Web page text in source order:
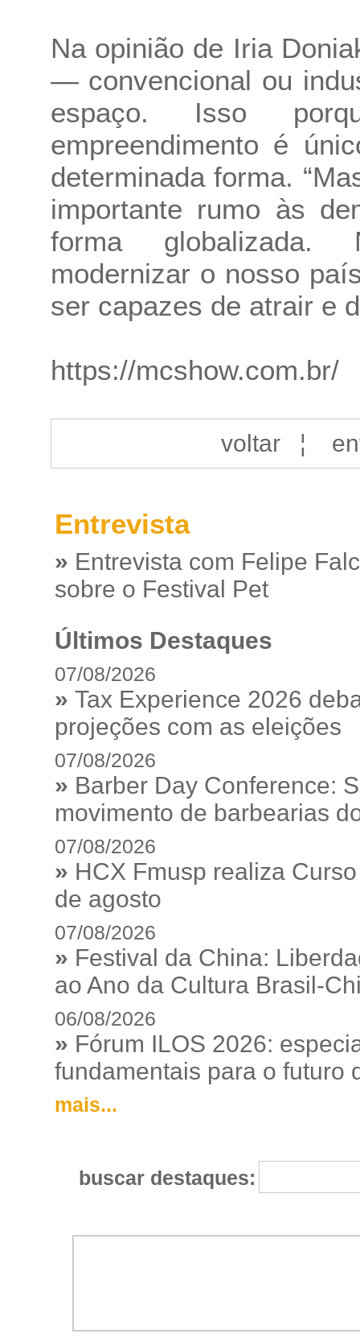
Na opinião de Iria
— convencional ou
espaço. Isso
empreendimento é
determinada forma.
importante rumo às
forma globalizada.
modernizar o nosso
ser capazes de atrair e
https://mcshow.com.br/
voltar¦
Entrevista
» Entrevista com Felipe
sobre o Festival Pet
Últimos Destaques
07/08/2026
» Tax Experience 2026
projeções com as eleições
07/08/2026
» Barber Day Conference:
movimento de barbearias
07/08/2026
» HCX Fmusp realiza
de agosto
07/08/2026
» Festival da China:
ao Ano da Cultura Brasil-
06/08/2026
» Fórum ILOS 2026:
fundamentais para o futuro
mais...
buscar destaques: